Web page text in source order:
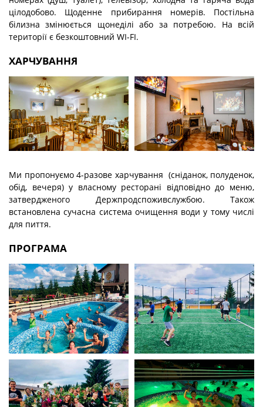
цілодобово. Щоденне прибирання номерів. Постільна
білизна змінюється щонеділі або за потребою. На всій
території є безкоштовний WI-FI.
ХАРЧУВАННЯ
Ми пропонуємо 4-разове харчування (сніданок, полуденок,
обід, вечеря) у власному ресторані відповідно до меню,
затвердженого Держпродспоживслужбою. Також
встановлена сучасна система очищення води у тому числі
для пиття.
ПРОГРАМА